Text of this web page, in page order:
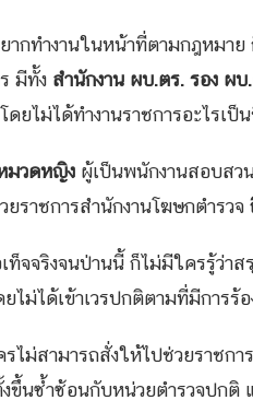
ากทำงานในหน้าที่ตามกฎหมา
มีทั้ง สำนักงาน ผบ.ตร. รอง ผ
โดยไม่ได้ทำงานราชการอะไรเ
มวดหญิง ผู้เป็นพนักงานสอบสว
ราชการสำนักงานโฆษกตำรวจ
ท็จจริงจนป่านนี้ ก็ไม่มีใครรู้ว่า
ยไม่ได้เข้าเวรปกติตามที่มีการร้อ
ไม่สามารถสั่งให้ไปช่วยราชกา
ขึ้นซ้ำซ้อนกับหน่วยตำรวจปกติ